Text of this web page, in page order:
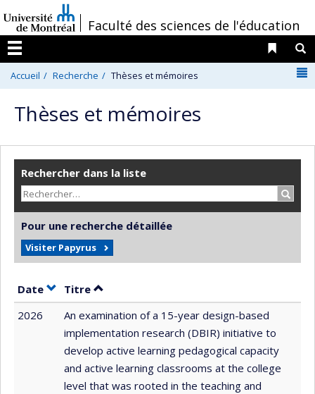
au
contenu
/Faculté des sciences de l'éducation
Menu
Liens
Accueil Recherche Thèses et mémoires
Thèses et mémoires
Rechercher dans la liste
Pour une recherche détaillée
Visiter Papyrus
Date Trier par date en ordre croissant
Titre Trier par titre en ordre croissant
2026
An examination of a 15-year design-based
implementation research (DBIR) initiative to
develop active learning pedagogical capacity
and active learning classrooms at the college
level that was rooted in the teaching and